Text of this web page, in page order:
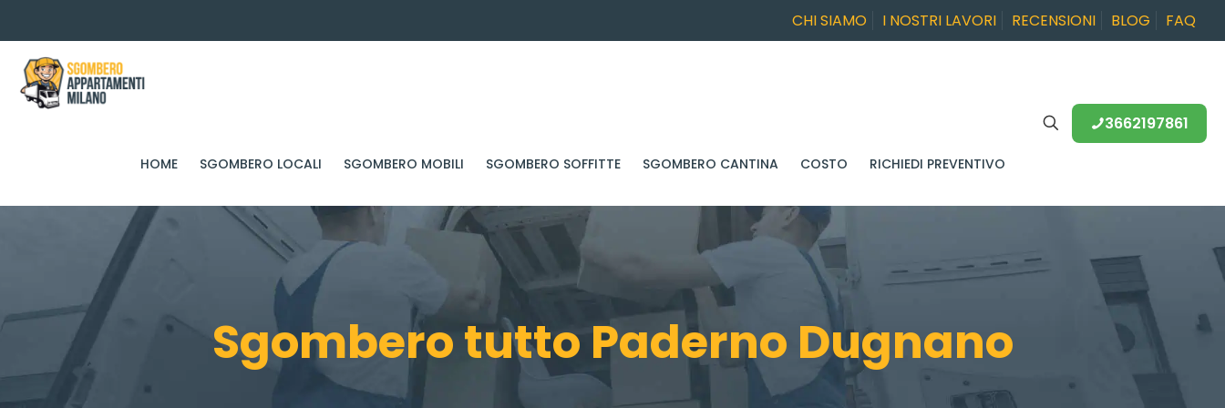
CHI SIAMO I NOSTRI LAVORI RECENSIONI BLOG FAQ
HOME SGOMBERO LOCALI SGOMBERO MOBILI SGOMBERO SOFFITTE SGOMBERO CANTINA COSTO RICHIEDI PREVENTIVO
3662197861
Sgombero tutto Paderno Dugnano